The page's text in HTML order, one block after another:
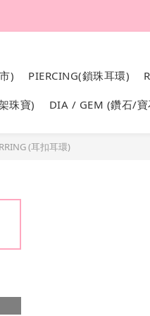
) PIERCING(鎖珠耳環)
珠寶) DIA / GEM (鑽石/
(耳扣耳環)